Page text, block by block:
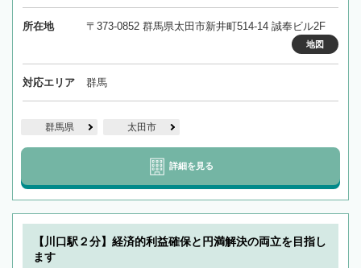
所在地 〒373-0852 群馬県太田市新井町514-14 誠奉ビル2F
地図
対応エリア 群馬
群馬県 太田市
詳細を見る
【川口駅２分】経済的利益確保と円満解決の両立を目指し
ます